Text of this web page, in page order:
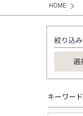
HOME
絞り込
キーワード